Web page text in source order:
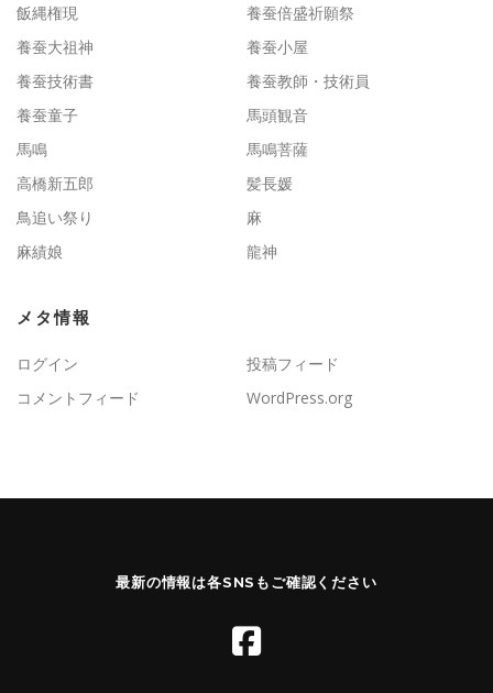
飯縄権現
養蚕倍盛祈願祭
養蚕大祖神
養蚕小屋
養蚕技術書
養蚕教師・技術員
養蚕童子
馬頭観音
馬鳴
馬鳴菩薩
高橋新五郎
髪長媛
鳥追い祭り
麻
麻績娘
龍神
メタ情報
ログイン
投稿フィード
コメントフィード
WordPress.org
最新の情報は各SNSもご確認ください